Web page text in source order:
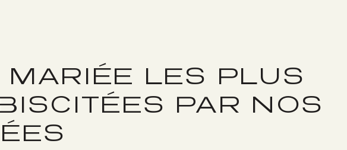
LES PLUS
PAR NOS